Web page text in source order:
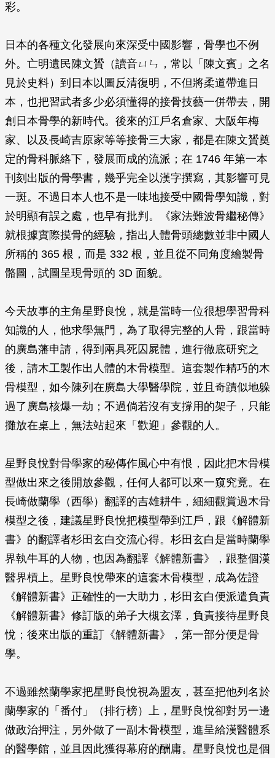
彩。
日本的各種文化發展向來深受中國影響，骨學也不例
外。亡明遺民陳文贇（讀音ㄩㄣ，常以「陳文賓」之名
見於史料）到日本以圖反清復明，不但將柔道帶進日
本，也把習武者多少必須懂得的接骨技藝一併帶去，開
創日本骨學的新時代。後來的江戶名倉家、大阪年梅
家、以及長崎吉原家等等接骨三大家，都是在陳文贇奠
定的骨科脈絡下，發展而成的流派；在 1746 年第一本
刊刻出版的骨學書，幾乎完全以漢字撰寫，其影響可見
一斑。不過日本人也不是一味地接受中國骨學知識，對
於明顯有誤之處，也早有批判。《家法難波骨繼秘傳》
就根據實際摸骨的經驗，指出人體骨頭總數並非中國人
所稱的 365 根，而是 332 根，並且從不同角度繪製骨
骼圖，試圖呈現骨頭的 3D 面貌。
今天故事的主角星野良悅，就是當時一位很想學習骨科
知識的人，他求學無門，為了取得完整的人骨，跟當時
的廣島藩申請，得到兩具死囚屍體，進行徹底研究之
後，請木工製作出人體的木骨模型。這套製作精巧的木
骨模型，如今陳列在廣島大學醫學院，並且奇蹟似地躲
過了廣島核爆一劫；不過倘若沒有支撐用的架子，只能
攤放在桌上，無法站起來「歡迎」參觀的人。
星野良悅對骨學家的秘傳作風心中有恨，因此把木骨模
型做出來之後開放參觀，任何人都可以來一窺究竟。在
長崎做蘭學（西學）翻譯的吉雄耕牛，細細觀賞過木骨
模型之後，建議星野良悅把模型帶到江戶，跟《解體新
書》的翻譯者杉田玄白交流心得。杉田玄白是當時蘭學
界執牛耳的人物，也因為翻譯《解體新書》，跟整個漢
醫界槓上。星野良悅帶來的這套木骨模型，成為佐證
《解體新書》正確性的一大助力，杉田玄白便派遣負責
《解體新書》修訂版的弟子大槻玄澤，負責接待星野良
悅；後來出版的重訂《解體新書》，第一部分便是骨
學。
不過雖然蘭學家把星野良悅視為盟友，甚至把他列名於
蘭學家的「番付」（排行榜）上，星野良悅卻對另一邊
做政治押注，另外做了一副木骨模型，進呈給漢醫體系
的醫學館，並且因此獲得幕府的酬庸。星野良悅也是個